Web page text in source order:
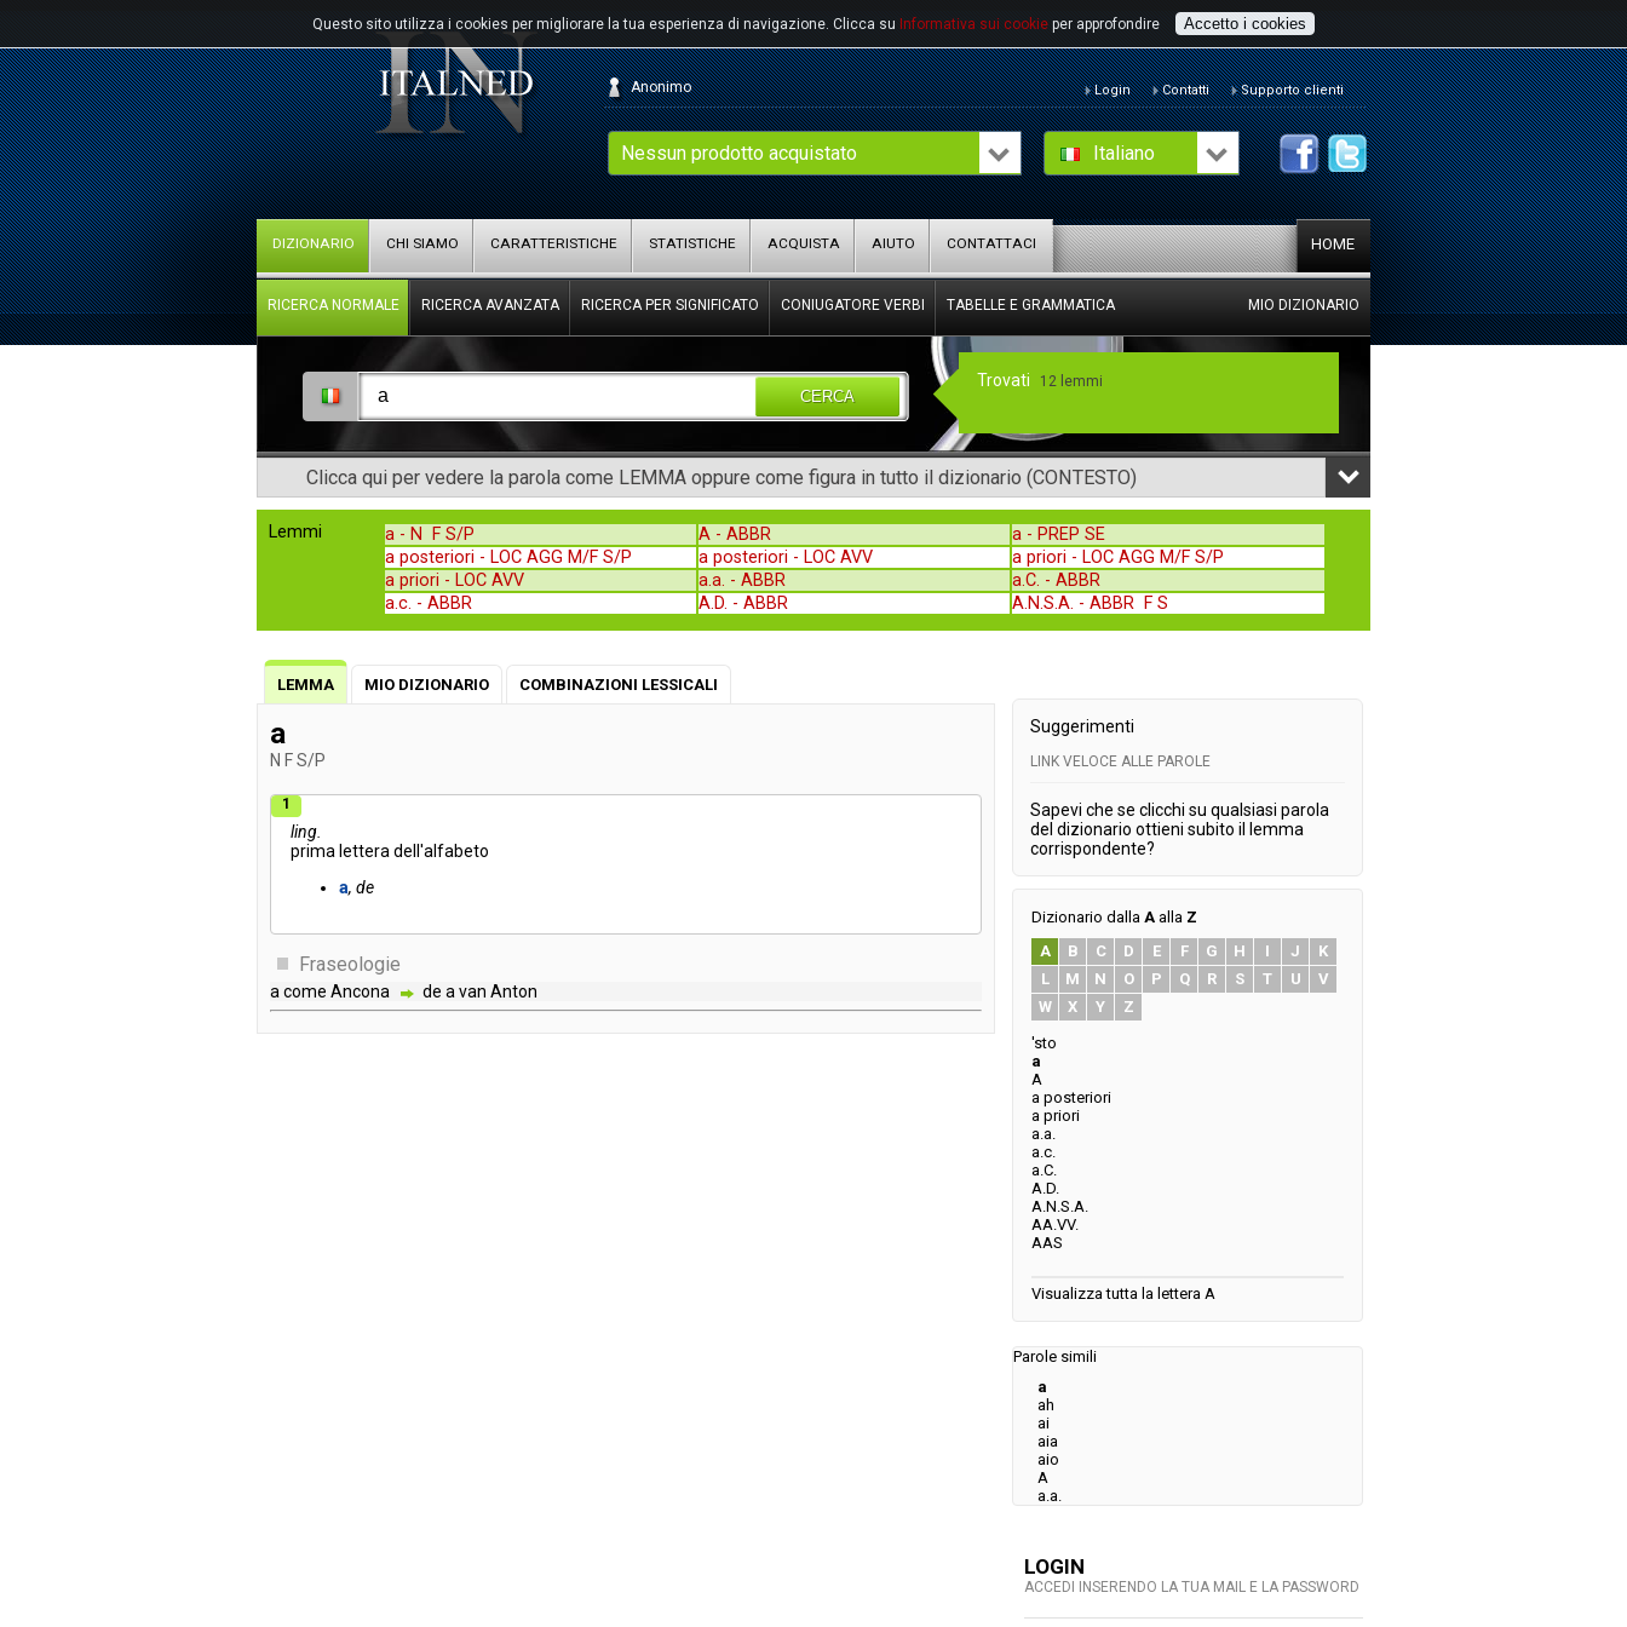
Questo sito utilizza i cookies per migliorare la tua esperienza di navigazione. Clicca su Informativa sui cookie per approfondire Accetto i cookies
Italiano
Nessun prodotto acquistato
Anonimo Login Contatti Supporto clienti
HOME
DIZIONARIO CHI SIAMO CARATTERISTICHE STATISTICHE ACQUISTA AIUTO CONTATTACI
RICERCA NORMALE RICERCA AVANZATA RICERCA PER SIGNIFICATO CONIUGATORE VERBI TABELLE E GRAMMATICA MIO DIZIONARIO
CERCA
Clicca qui per vedere la parola come LEMMA oppure come figura in tutto il dizionario (CONTESTO)
Trovati 12 lemmi
Lemmi a - N F S/P A - ABBR a - PREP SE
a posteriori - LOC AGG M/F S/P a posteriori - LOC AVV a priori - LOC AGG M/F S/P
a priori - LOC AVV a.a. - ABBR a.C. - ABBR
a.c. - ABBR A.D. - ABBR A.N.S.A. - ABBR F S
LEMMA MIO DIZIONARIO COMBINAZIONI LESSICALI
a
N FS/P
1
ling.
prima lettera dell'alfabeto
a de
Fraseologie
a come Ancona de a van Anton
Suggerimenti
LINK VELOCE ALLE PAROLE
Sapevi che se clicchi su qualsiasi parola
del dizionario ottieni subito il lemma
corrispondente?
Dizionario dalla A alla Z
A
B C D E F G H I J
K
L
M N O P Q R S T U
V
W
X Y
Z
'sto
a
A
a posteriori
a priori
a.a.
a.c.
a.C.
A.D.
A.N.S.A.
AA.VV.
AAS
Visualizza tutta la lettera A
Parole simili
a
ah
ai
aia
aio
A
a.a.
LOGIN
ACCEDI INSERENDO LA TUA MAIL E LA PASSWORD